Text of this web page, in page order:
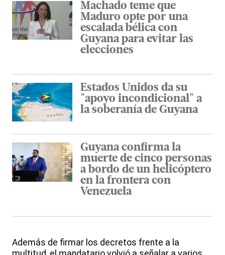
Machado teme que
Maduro opte por una
escalada bélica con
Guyana para evitar las
elecciones
Estados Unidos da su
"apoyo incondicional" a
la soberanía de Guyana
Guyana confirma la
muerte de cinco personas
a bordo de un helicóptero
en la frontera con
Venezuela
Además de firmar los decretos frente a la